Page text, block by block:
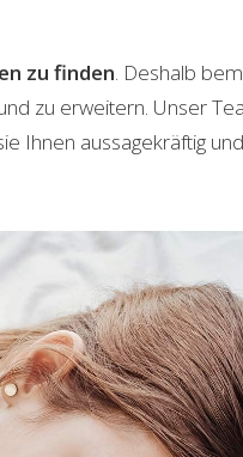
zu finden. Deshalb
zu erweitern. Unser
Ihnen aussagekräftig